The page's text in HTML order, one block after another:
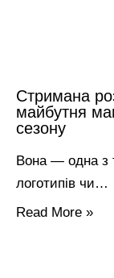
Стримана
майбутня
сезону
Вона — одна з
логотипів чи…
Read More »